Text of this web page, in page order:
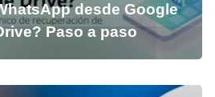
desde Google
Paso a paso